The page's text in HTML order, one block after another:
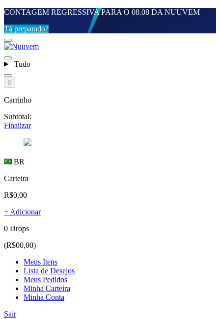
CONTAGEM REGRESSIVA PARA O 08.08 DA NUUVEM
Tá preparado?
Tudo
0
Carrinho
Subtotal:
Finalizar
BR
Carteira
R$0,00
+ Adicionar
0 Drops
(R$00,00)
Meus Itens
Lista de Desejos
Meus Pedidos
Minha Carteira
Minha Conta
Sair